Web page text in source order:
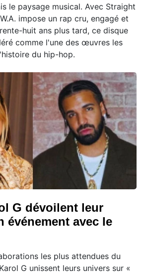
le paysage musical. Avec Straight
impose un rap cru, engagé et
huit ans plus tard, ce disque
comme l'une des œuvres les
du hip-hop.
G dévoilent leur
événement avec le
les plus attendues du
G unissent leurs univers sur «